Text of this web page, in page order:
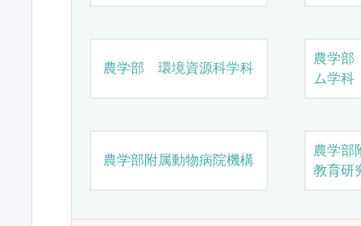
農学部 環境資源科学科
農学
ム学科
農学部附属動物病院機構
農学部
教育研